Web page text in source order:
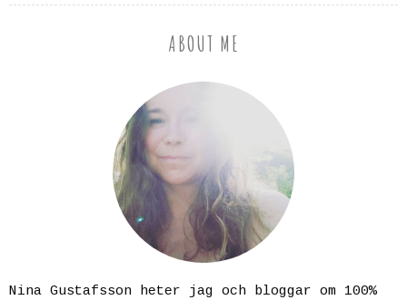
ABOUT ME
Nina Gustafsson heter jag och bloggar om 100%